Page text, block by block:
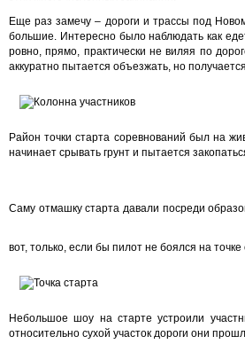
Еще раз замечу – дороги и трассы под
большие. Интересно было наблюдать как
ровно, прямо, практически не виляя по
аккуратно пытается объезжать, но получается
Район точки старта соревнований был на
начинает срывать грунт и пытается
Саму отмашку старта давали посреди
вот, только, если бы пилот не боялся на точке
Небольшое шоу на старте устроили
относительно сухой участок дороги они